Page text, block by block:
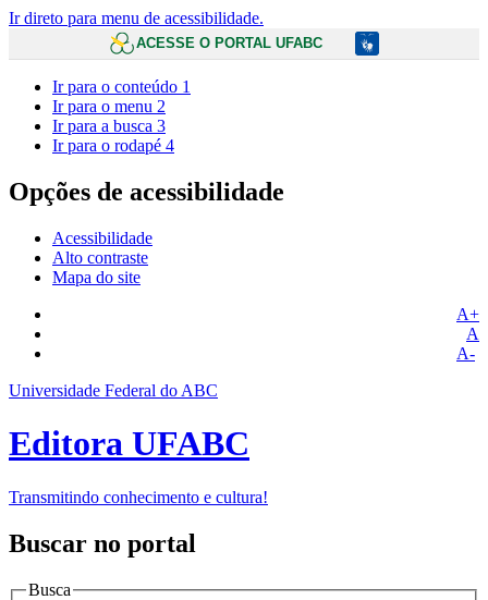
Ir direto para menu de acessibilidade.
ACESSE O PORTAL UFABC
Ir para o conteúdo 1
Ir para o menu 2
Ir para a busca 3
Ir para o rodapé 4
Opções de acessibilidade
Acessibilidade
Alto contraste
Mapa do site
A+
A
A-
Universidade Federal do ABC
Editora UFABC
Transmitindo conhecimento e cultura!
Buscar no portal
Busca